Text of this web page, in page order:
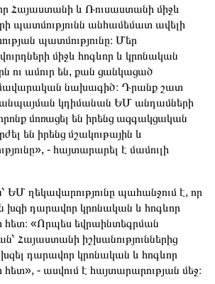
Հայաստանի և Ռուսաստանի միջև
պատմությունն անհամեմատ ավելի
պատմությունը։ Մեր
միջև հոգևոր և կրոնական
ու ամուր են, քան ցանկացած
նախագիծ։ Դրանք շատ
անպայման կդիմանան ԵՄ անդամների
մոռացել են իրենց ազգակցական
են իրենց մշակութային և
- հայտարարել է մամուլի
ԵՄ ղեկավարությունը պահանջում է, որ
խզի դարավոր կրոնական և հոգևոր
«Որպես եվրաինտեգրման
Հայաստանի իշխանություններից
խզել դարավոր կրոնական և հոգևոր
- ասվում է հայտարարության մեջ։